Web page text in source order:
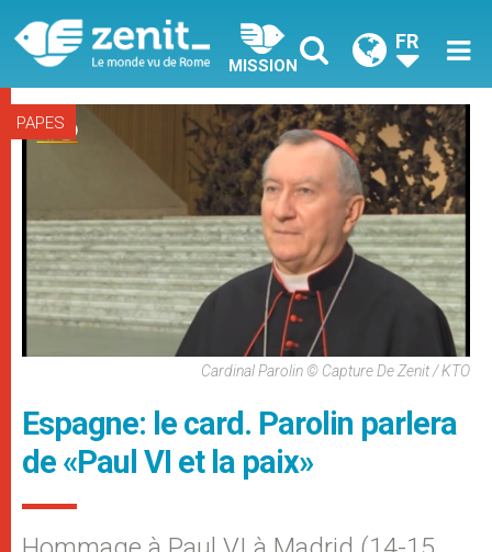
MISSION
FR
PAPES
Cardinal Parolin © Capture De Zenit / KTO
Espagne: le card. Parolin parlera
de «Paul VI et la paix»